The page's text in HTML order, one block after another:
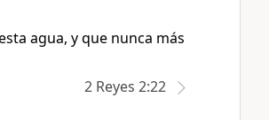
agua, y que nunca más
2 Reyes 2:22